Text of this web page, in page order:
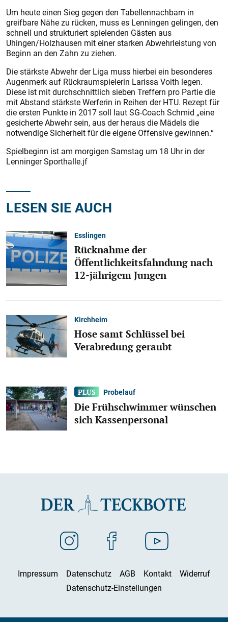
Um heute einen Sieg gegen den Tabellennachbarn in
greifbare Nähe zu rücken, muss es Lenningen gelingen, den
schnell und strukturiert spielenden Gästen aus
Uhingen/Holzhausen mit einer starken Abwehrleistung von
Beginn an den Zahn zu ziehen.
Die stärkste Abwehr der Liga muss hierbei ein besonderes
Augenmerk auf Rückraumspielerin Larissa Voith legen.
Diese ist mit durchschnittlich sieben Treffern pro Partie die
mit Abstand stärkste Werferin in Reihen der HTU. Rezept für
die ersten Punkte in 2017 soll laut SG-Coach Schmid „eine
gesicherte Abwehr sein, aus der heraus die Mädels die
notwendige Sicherheit für die eigene Offensive gewinnen.“
Spielbeginn ist am morgigen Samstag um 18 Uhr in der
Lenninger Sporthalle.jf
LESEN SIE AUCH
Esslingen
Rücknahme der
Öffentlichkeitsfahndung nach
12-jährigem Jungen
Kirchheim
Hose samt Schlüssel bei
Verabredung geraubt
Probelauf
Die Frühschwimmer wünschen
sich Kassenpersonal
Impressum Datenschutz AGB Kontakt
Widerruf
Datenschutz-Einstellungen